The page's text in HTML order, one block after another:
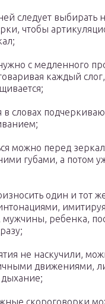
следует выбирать
чтобы
с медленного
каждый
в словах
можно перед
губами, а потом
один и тот же
имитируя
ребенка,
не наскучили,
движениями,
дыхание;
скороговорки